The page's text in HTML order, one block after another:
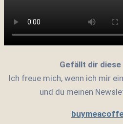
Gefällt dir diese
Ich freue mich, wenn ich mir
und du meinen